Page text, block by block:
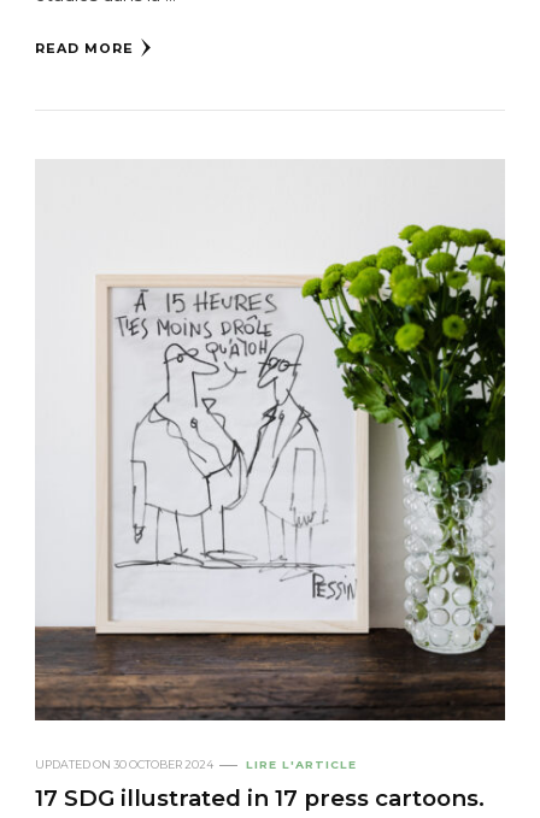
READ MORE
UPDATED ON 30 OCTOBER 2024 LIRE L'ARTICLE
17 SDG illustrated in 17 press cartoons.